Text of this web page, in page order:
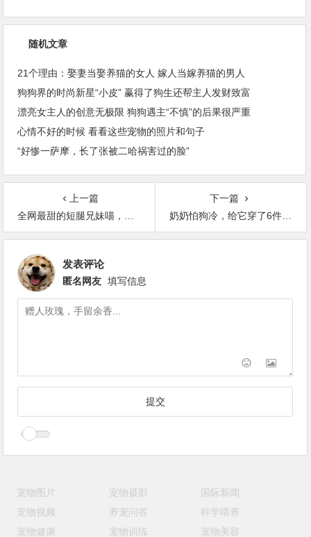
随机文章
21个理由：娶妻当娶养猫的女人 嫁人当嫁养猫的男人
狗狗界的时尚新星“小皮” 赢得了狗生还帮主人发财致富
漂亮女主人的创意无极限 狗狗遇主“不慎”的后果很严重
心情不好的时候 看看这些宠物的照片和句子
“好惨一萨摩，长了张被二哈祸害过的脸”
上一篇
全网最甜的短腿兄妹喵，实在是太太太太太上头了！
下一篇
奶奶怕狗冷，给它穿了6件衣服，路都走不好了
发表评论
匿名网友 填写信息
宠物图片 宠物摄影
国际新闻
宠物视频
养宠问答
科学喂养
宠物健康
宠物训练 宠物美容